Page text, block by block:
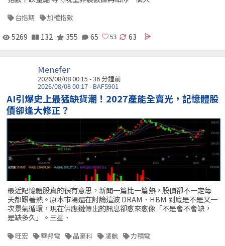
台指期 加權指數
5269 132 355 65 63
Menefer
2026/08/08 00:15 -36 分鐘前
2026/08/08 00:17 - BAF5901
AI引爆史上最猛缺貨潮！2027產能全賣光，記憶體股
價卻逢大修正？
最近記憶體股真的很有意思，新聞一篇比一篇熱，股價卻不一定每
天都跟著熱。原本市場還在討論這波 DRAM、HBM 到底是不是又一
次景氣循環，現在供應鏈傳出的訊息卻愈來愈像「不是會不會缺，
是缺多久」。三星、
旺宏 華邦電 晶豪科 凌航 力積電